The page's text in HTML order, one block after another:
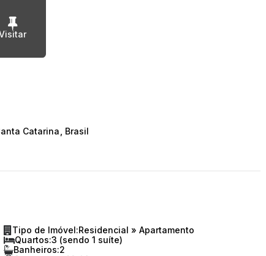
Catarina Brasil
Tipo de Imóvel:Residencial » Apartamento
Quartos:3 (sendo 1 suíte)
Banheiros:2